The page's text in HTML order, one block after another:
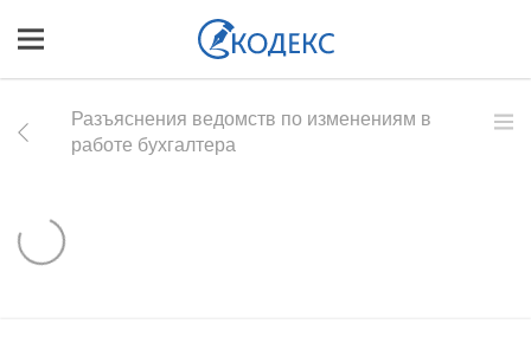
Разъяснения ведомств по изменениям в
работе бухгалтера